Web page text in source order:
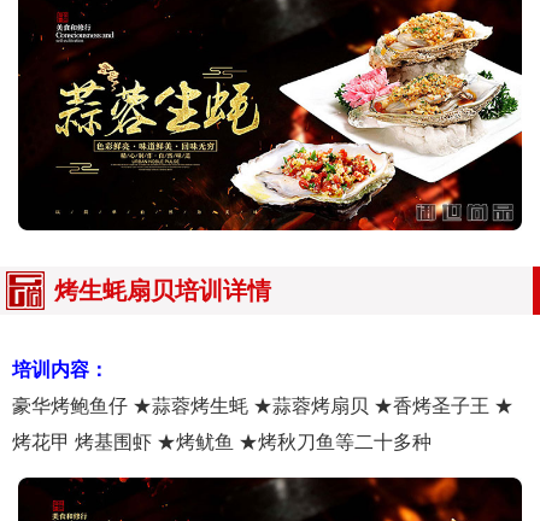
烤生蚝扇贝培训详情
培训内容：
豪华烤鲍鱼仔 ★蒜蓉烤生蚝 ★蒜蓉烤扇贝 ★香烤圣子王 ★
烤花甲 烤基围虾 ★烤鱿鱼 ★烤秋刀鱼等二十多种